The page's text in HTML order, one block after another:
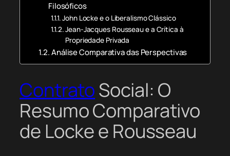
Filosóficos
John Locke e o Liberalismo Clássico
Jean-Jacques Rousseau e a Crítica à
Propriedade Privada
Análise Comparativa das Perspectivas
ContratoSocial: O
Resumo Comparativo
de Locke e Rousseau